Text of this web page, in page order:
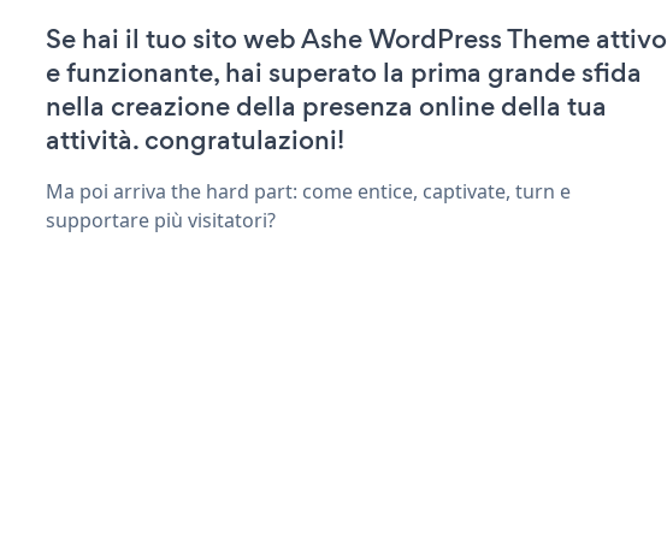
Se hai il tuo sito web Ashe WordPress Theme attivo
e funzionante, hai superato la prima grande sfida
nella creazione della presenza online della tua
attività. congratulazioni!
Ma poi arriva the hard part: come entice, captivate, turn e
supportare più visitatori?